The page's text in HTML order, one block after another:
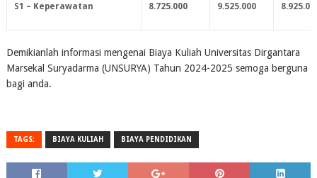
S1 – Keperawatan 8.725.000 9.525.000
Demikianlah informasi mengenai Biaya Kuliah Universitas Dirgantara
Marsekal Suryadarma (UNSURYA) Tahun 2024-2025 semoga berguna
bagi anda.
TAGS: BIAYA KULIAH BIAYA PENDIDIKAN